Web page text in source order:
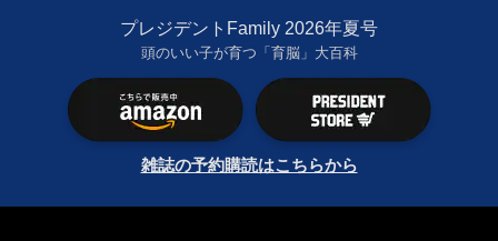
プレジデントFamily 2026年夏号
頭のいい子が育つ「育脳」大百科
雑誌の予約購読はこちらから